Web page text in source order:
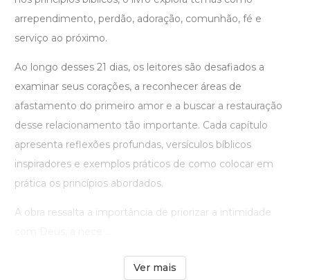
arrependimento, perdão, adoração, comunhão, fé e
serviço ao próximo.
Ao longo desses 21 dias, os leitores são desafiados a
examinar seus corações, a reconhecer áreas de
afastamento do primeiro amor e a buscar a restauração
desse relacionamento tão importante. Cada capítulo
apresenta reflexões profundas, versículos bíblicos
inspiradores e exemplos práticos de como colocar em
prática os princípios abordados.
A obra ressalta a importância de priorizar a intimidade
Ver mais